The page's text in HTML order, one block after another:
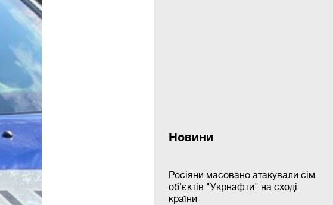
Новини
Росіяни масовано атакували сім
об'єктів "Укрнафти" на сході
країни